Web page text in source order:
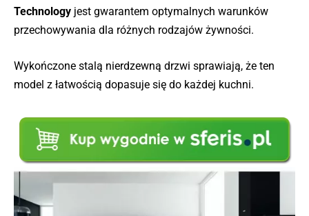
Technology jest gwarantem optymalnych warunków
przechowywania dla różnych rodzajów żywności.
Wykończone stalą nierdzewną drzwi sprawiają, że ten
model z łatwością dopasuje się do każdej kuchni.